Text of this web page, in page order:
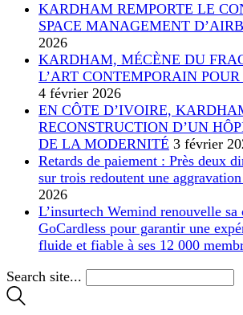
KARDHAM REMPORTE LE
SPACE MANAGEMENT
2026
KARDHAM, MÉCÈNE DU
L’ART CONTEMPORAIN
4 février 2026
EN CÔTE D’IVOIRE,
RECONSTRUCTION D’UN
DE LA MODERNITÉ 3 février
Retards de paiement : Près deux
sur trois redoutent une
2026
L’insurtech Wemind renouvelle sa
GoCardless pour garantir une
fluide et fiable à ses 12 000
Search site...